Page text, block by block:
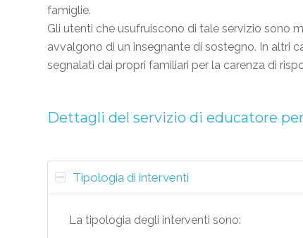
famiglie.
Gli utenti che usufruiscono di tale servizio sono
avvalgono di un insegnante di sostegno. In altri
segnalati dai propri familiari per la carenza di
Dettagli del servizio di educatore
Tipologia di interventi
La tipologia degli interventi sono: